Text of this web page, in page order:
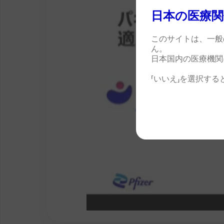
日本の医療
このサイトは、一
ん。
日本国内の医療機
「いいえ」を選択